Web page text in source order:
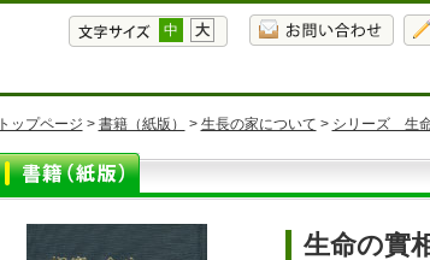
中 大
トップページ > 書籍（紙版） > 生長の家について > シリーズ 生
生命の